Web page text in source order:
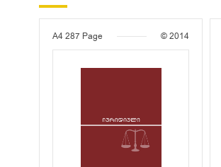
A4 287 Page © 2014